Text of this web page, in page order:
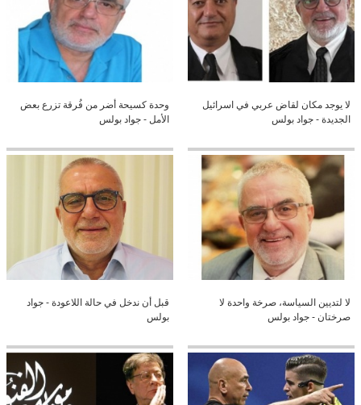
لا يوجد مكان لقاض عربي في اسرائيل
الجديدة - جواد بولس
وحدة كسيحة أضر من فُرقة تزرع بعض
الأمل - جواد بولس
لا لتديين السياسة، صرخة واحدة لا
صرختان - جواد بولس
قبل أن ندخل في حالة اللاعودة - جواد
بولس